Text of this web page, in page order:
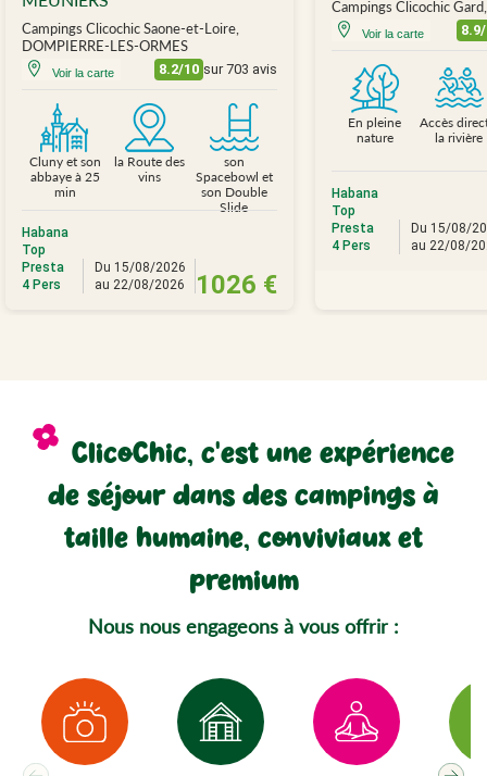
Campings Clicochic Saone-et-Loire,
DOMPIERRE-LES-ORMES
Voir la carte 8.2/10 sur 703 avis
Cluny et son
abbaye à 25
min
la Route des
vins
son
Spacebowl et
son Double
Slide
Habana
Top
Presta
4 Pers
Du 15/08/2026
au 22/08/2026
1026 €
Campings Clicochic
Voir la carte
En pleine
nature
Accès
la rivière
Habana
Top
Presta
4 Pers
Du 15/08/
au 22/08/
ClicoChic, c'est une expérience
de séjour dans des campings à
taille humaine, conviviaux et
premium
Nous nous engageons à vous offrir :